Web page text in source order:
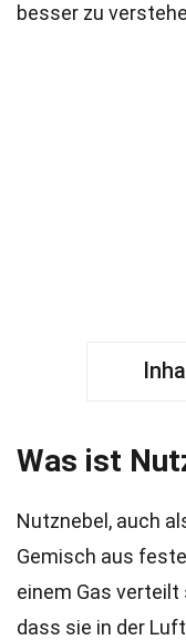
besser zu
Was ist
Nutznebel, auch
Gemisch aus
einem Gas verteilt
dass sie in der